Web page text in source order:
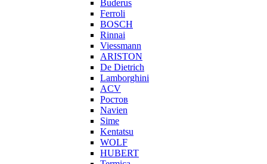
Buderus
Ferroli
BOSCH
Rinnai
Viessmann
ARISTON
De Dietrich
Lamborghini
ACV
Ростов
Navien
Sime
Kentatsu
WOLF
HUBERT